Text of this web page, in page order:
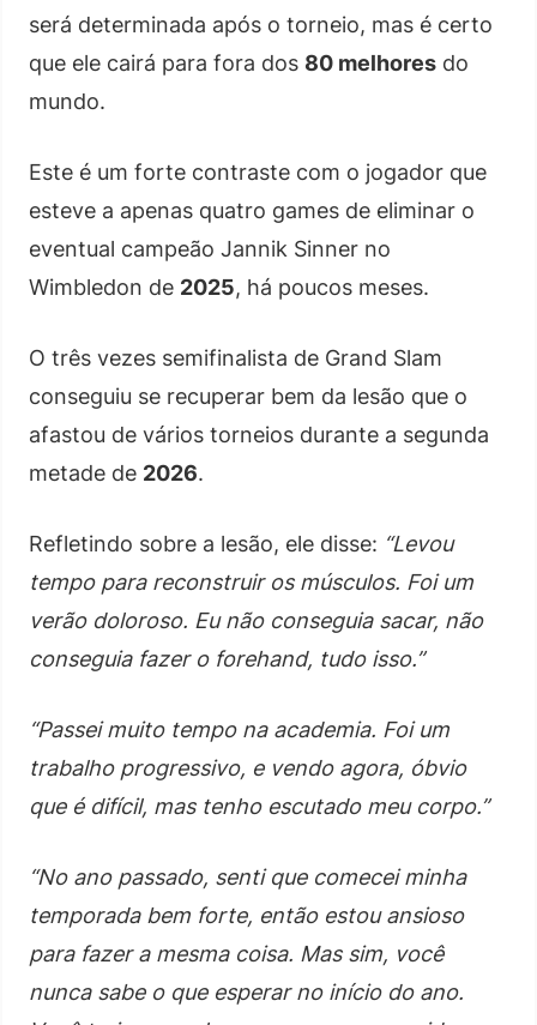
será determinada após o torneio, mas é certo
que ele cairá para fora dos 80 melhores do
mundo.
Este é um forte contraste com o jogador que
esteve a apenas quatro games de eliminar o
eventual campeão Jannik Sinner no
Wimbledon de 2025, há poucos meses.
O três vezes semifinalista de Grand Slam
conseguiu se recuperar bem da lesão que o
afastou de vários torneios durante a segunda
metade de 2026.
Refletindo sobre a lesão, ele disse: “Levou
tempo para reconstruir os músculos. Foi um
verão doloroso. Eu não conseguia sacar, não
conseguia fazer o forehand, tudo isso.”
“Passei muito tempo na academia. Foi um
trabalho progressivo, e vendo agora, óbvio
que é difícil, mas tenho escutado meu corpo.”
“No ano passado, senti que comecei minha
temporada bem forte, então estou ansioso
para fazer a mesma coisa. Mas sim, você
nunca sabe o que esperar no início do ano.